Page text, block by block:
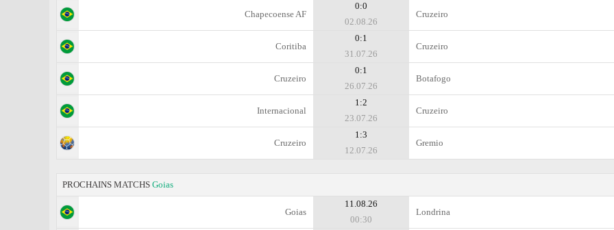
Chapecoense AF
0:0
02.08.26
Cruzeiro
Coritiba
0:1
31.07.26
Cruzeiro
Cruzeiro
0:1
26.07.26
Botafogo
Internacional
1:2
23.07.26
Cruzeiro
Cruzeiro
1:3
12.07.26
Gremio
PROCHAINS MATCHS Goias
Goias
11.08.26
00:30
Londrina